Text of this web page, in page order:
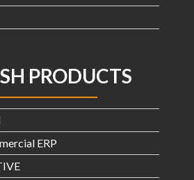
PRODUCTS
ERP